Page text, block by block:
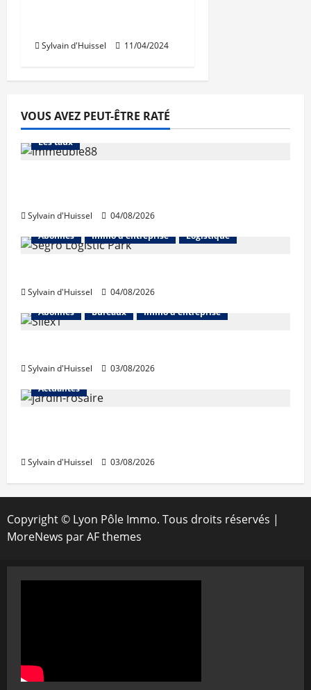
Sylvain d'Huissel 11/04/2024
VOUS AVEZ PEUT-ÊTRE RATÉ
Abonnés Financement
L'avis des courtiers
Les taux
Sylvain d'Huissel
04/08/2026
Abonnés
Immo d'entreprise Logistique
Sylvain d'Huissel
04/08/2026
Abonnés
Bureaux Immo d'entreprise
Sylvain d'Huissel
03/08/2026
Actualités
Sylvain d'Huissel 03/08/2026
Copyright © Lyon Pôle Immo. Tous droits réservés |
MoreNews par AF themes